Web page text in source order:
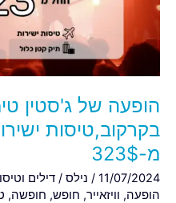
הופעה של ג'סטין
בקרקוב,טיסות
מ-323$
11/07/2024
/ נילס / דילים
הופעה, וויזאייר, חופש, חופשה,
ישירות
פולין